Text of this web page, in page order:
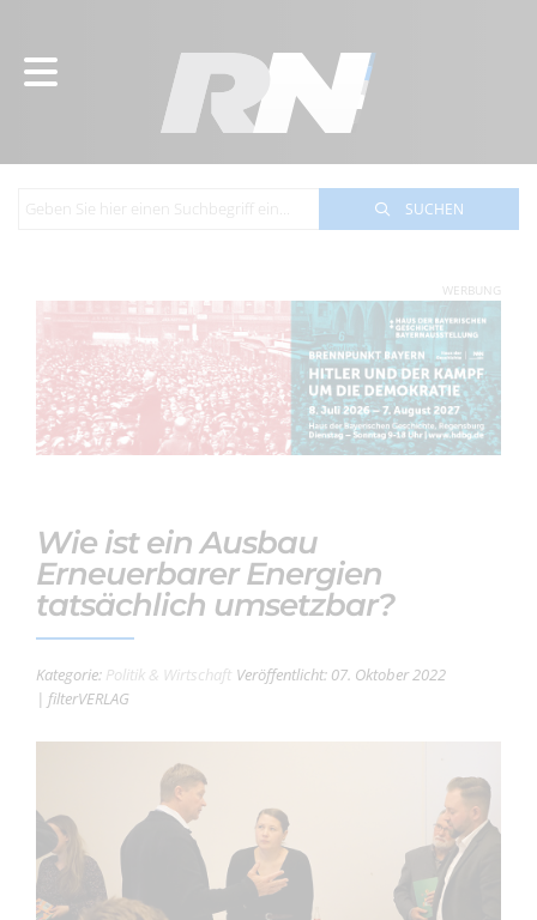
SUCHEN
WERBUNG
Wie ist ein Ausbau
Erneuerbarer Energien
tatsächlich umsetzbar?
Kategorie: Politik & Wirtschaft Veröffentlicht: 07. Oktober 2022
| filterVERLAG